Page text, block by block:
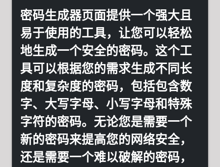
密码生成器页面提供一个强大且
易于使用的工具，让您可以轻松
地生成一个安全的密码。这个工
具可以根据您的需求生成不同长
度和复杂度的密码，包括包含数
字、大写字母、小写字母和特殊
字符的密码。无论您是需要一个
新的密码来提高您的网络安全，
还是需要一个难以破解的密码，